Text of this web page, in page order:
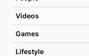
Videos
Games
Lifestyle